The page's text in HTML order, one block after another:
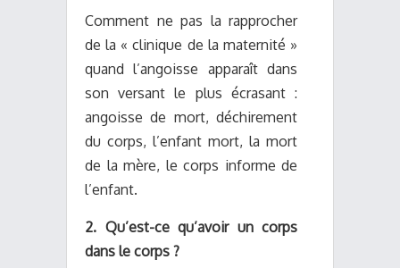
Comment ne pas la rapprocher
de la « clinique de la maternité »
quand l’angoisse apparaît dans
son versant le plus écrasant :
angoisse de mort, déchirement
du corps, l’enfant mort, la mort
de la mère, le corps informe de
l’enfant.
2. Qu’est-ce qu’avoir un corps
dans le corps ?